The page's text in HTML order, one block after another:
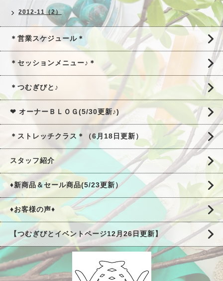
2012-11（2）
＊営業スケジュール＊
＊セッションメニュー♪＊
＊つむぎびと♪
❤ オーナーＢＬＯＧ(5/30更新♪)
＊ストレッチクラス＊（6月18日更新）
スタッフ紹介
♦新商品＆セール商品(5/23更新）
♦お客様の声♦
【つむぎびとイベントページ12月26日更新】